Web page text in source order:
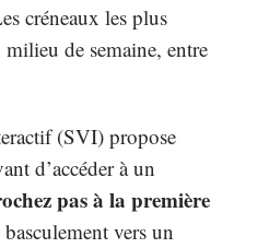
créneaux les plus
de semaine, entre
(SVI) propose
d’accéder à un
pas à la première
basculement vers un